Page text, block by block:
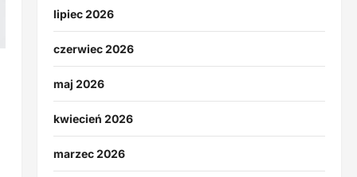
lipiec 2026
czerwiec 2026
maj 2026
kwiecień 2026
marzec 2026